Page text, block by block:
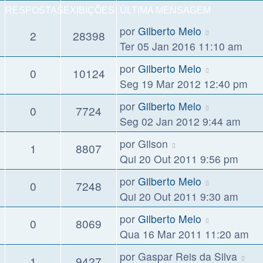
RESPOSTAS EXIBIÇÕES ÚLTIMA MENSAGEM
2 28398 por Gilberto Melo
Ter 05 Jan 2016 11:10 am
0 10124 por Gilberto Melo
Seg 19 Mar 2012 12:40 pm
0 7724 por Gilberto Melo
Seg 02 Jan 2012 9:44 am
1 8807 por Gilson
Qui 20 Out 2011 9:56 pm
0 7248 por Gilberto Melo
Qui 20 Out 2011 9:30 am
0 8069 por Gilberto Melo
Qua 16 Mar 2011 11:20 am
por Gaspar Reis da Silva